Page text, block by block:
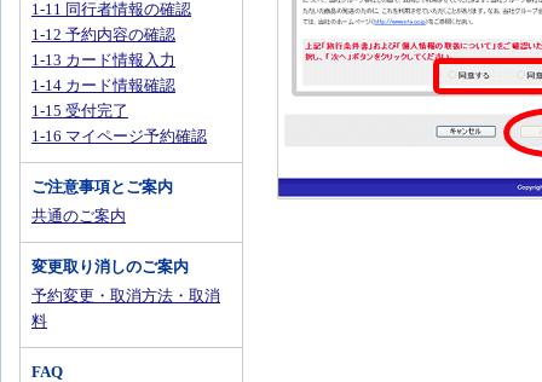
1-11 同行者情報の確認
1-12 予約内容の確認
1-13 カード情報入力
1-14 カード情報確認
1-15 受付完了
1-16 マイページ予約確認
ご注意事項とご案内
共通のご案内
変更取り消しのご案内
予約変更・取消方法・取消
料
FAQ